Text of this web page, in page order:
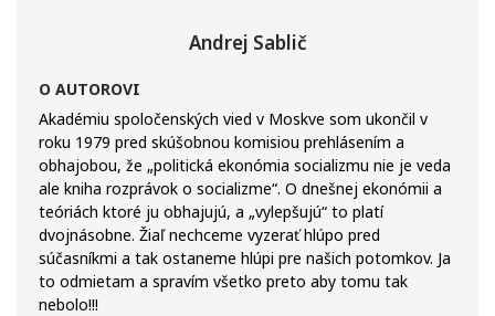
Andrej Sablič
O AUTOROVI
Akadémiu spoločenských vied v Moskve som ukončil v
roku 1979 pred skúšobnou komisiou prehlásením a
obhajobou, že „politická ekonómia socializmu nie je veda
ale kniha rozprávok o socializme“. O dnešnej ekonómii a
teóriách ktoré ju obhajujú, a „vylepšujú“ to platí
dvojnásobne. Žiaľ nechceme vyzerať hlúpo pred
súčasníkmi a tak ostaneme hlúpi pre našich potomkov. Ja
to odmietam a spravím všetko preto aby tomu tak
nebolo!!!